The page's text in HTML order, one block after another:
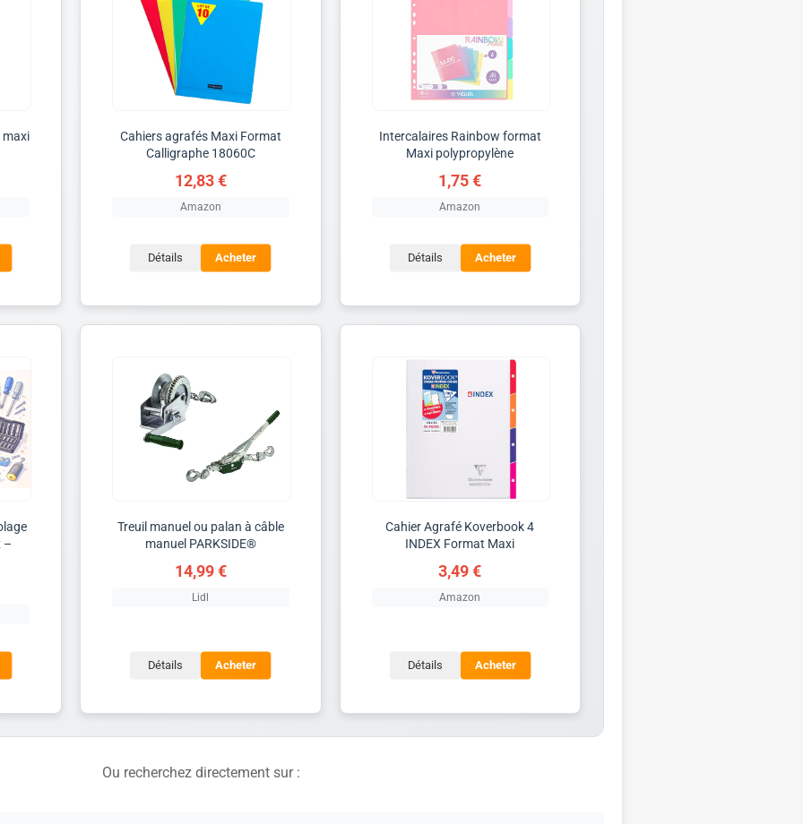
maxi
Cahiers agrafés Maxi Format
Calligraphe 18060C
12,83 €
Amazon
Détails Acheter
Intercalaires Rainbow format
Maxi polypropylène
1,75 €
Amazon
Détails Acheter
–
Treuil manuel ou palan à câble
manuel PARKSIDE®
14,99 €
Lidl
Détails Acheter
Cahier Agrafé Koverbook 4
INDEX Format Maxi
3,49 €
Amazon
Détails Acheter
Ou recherchez directement sur :